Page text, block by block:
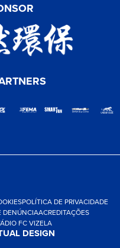
POLÍTICA DE PRIVACIDADE
DENÚNCIAACREDITAÇÕES
FC VIZELA
DESIGN